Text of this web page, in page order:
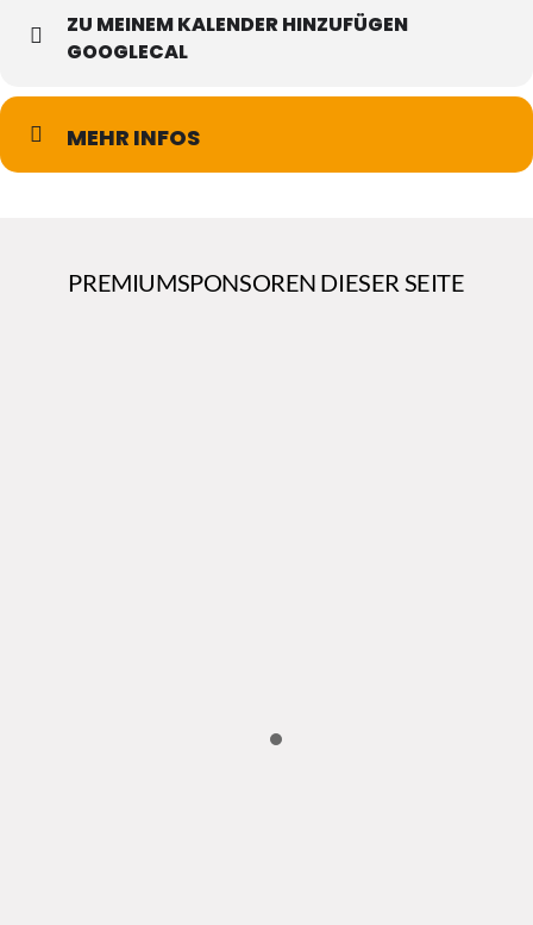
ZU MEINEM KALENDER HINZUFÜGEN
GOOGLECAL
MEHR INFOS
PREMIUMSPONSOREN DIESER SEITE